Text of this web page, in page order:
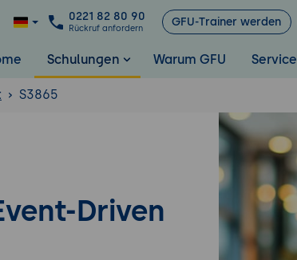
0221 82 80 90
Rückruf anfordern GFU-Trainer werden
Schulungen Warum GFU Service
S3865
Driven